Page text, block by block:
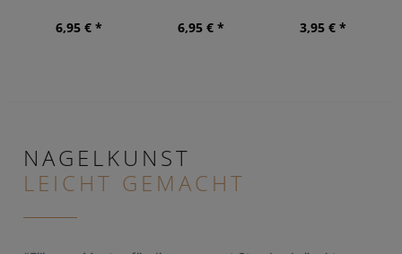
6,95 € *
6,95 € * 3,95 € *
NAGELKUNST
LEICHT GEMACHT